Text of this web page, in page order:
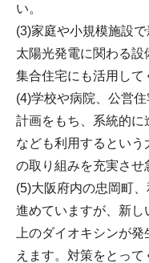
い。
(3)家庭や小規模施設
太陽光発電に関わる設
集合住宅にも活用して
(4)学校や病院、公営
計画をもち、系統的
なども利用するとい
の取り組みを充実させ
(5)大阪府内の忠岡町
進めていますが、新し
上のダイオキシンが
えます。対策をとっ